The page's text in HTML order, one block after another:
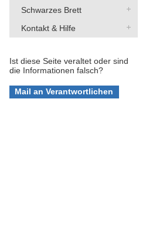
Schwarzes Brett
Kontakt & Hilfe
Ist diese Seite veraltet oder sind
die Informationen falsch?